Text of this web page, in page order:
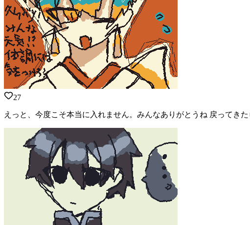
27
えっと、今度こそ本当に入れません。みんなありがとうね 戻ってき